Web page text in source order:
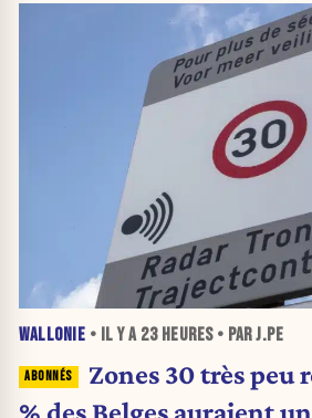
WALLONIE • IL Y A 23 HEURES• PAR J.PE
Zones 30 très peu
% des Belges auraient